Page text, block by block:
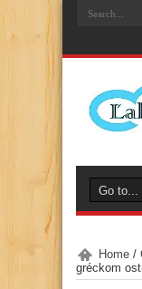
Home /
gréckom